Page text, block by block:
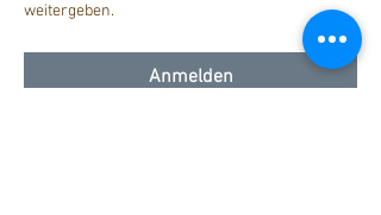
weitergeben.
Anmelden